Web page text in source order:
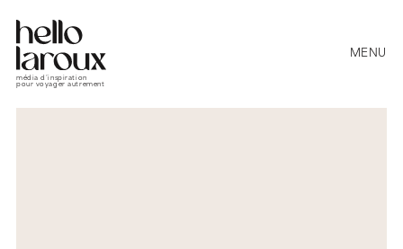
média d’inspiration
pour voyager autrement
MENU